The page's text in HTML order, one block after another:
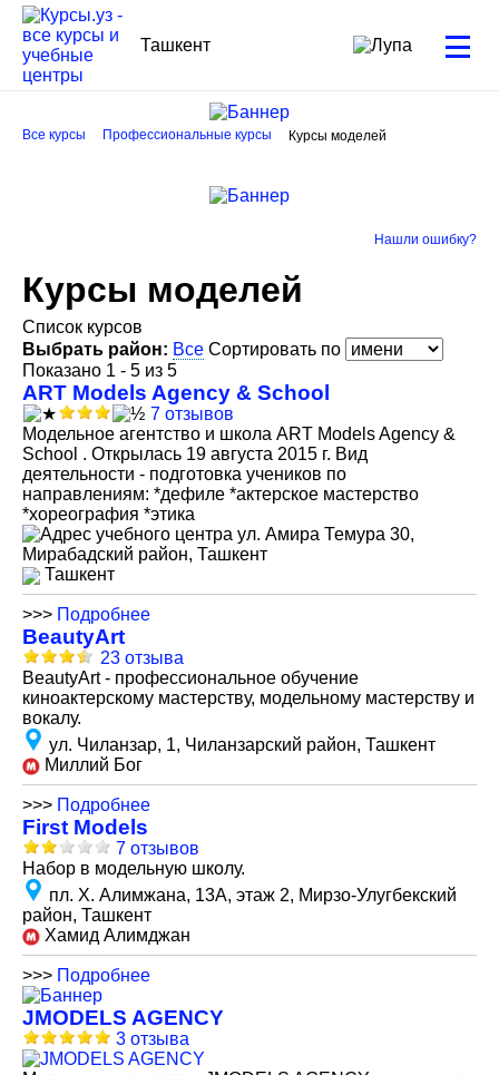
Ташкент
Все курсы Профессиональные курсы Курсы моделей
Нашли ошибку?
Курсы моделей
Список курсов
Выбрать район: Все Сортировать по
Показано 1 - 5 из 5
ART Models Agency & School
7 отзывов
Модельное агентство и школа ART Models Agency &
School . Открылась 19 августа 2015 г. Вид
деятельности - подготовка учеников по
направлениям: *дефиле *актерское мастерство
*хореография *этика
ул. Амира Темура 30,
Мирабадский район, Ташкент
Ташкент
>>> Подробнее
BeautyArt
23 отзыва
BeautyArt - профессиональное обучение
киноактерскому мастерству, модельному мастерству и
вокалу.
ул. Чиланзар, 1, Чиланзарский район, Ташкент
Миллий Бог
>>> Подробнее
First Models
7 отзывов
Набор в модельную школу.
пл. Х. Алимжана, 13А, этаж 2, Мирзо-Улугбекский
район, Ташкент
Хамид Алимджан
>>> Подробнее
JMODELS AGENCY
3 отзыва